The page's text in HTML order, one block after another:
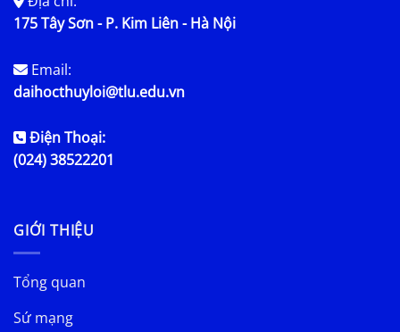
175 Tây Sơn - P. Kim Liên - Hà Nội
Email:
daihocthuyloi@tlu.edu.vn
Điện Thoại:
(024) 38522201
GIỚI THIỆU
Tổng quan
Sứ mạng